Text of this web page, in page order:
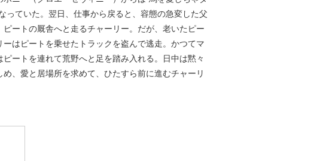
っていた。翌日、仕事から戻ると、容態の急変した父
ートの厩舎へと走るチャーリー。だが、老いたピー
はピートを乗せたトラックを盗んで逃走。かつてマ
ートを連れて荒野へと足を踏み入れる。日中は黙々
、愛と居場所を求めて、ひたすら前に進むチャーリ